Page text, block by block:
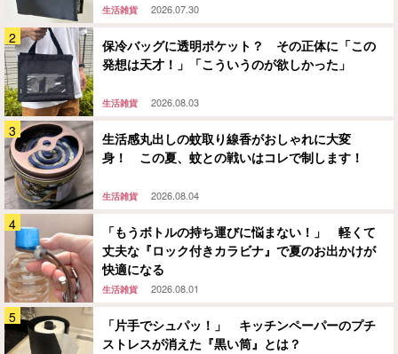
生活雑貨 2026.07.30
保冷バッグに透明ポケット？ その正体に「この
発想は天才！」「こういうのが欲しかった」
生活雑貨 2026.08.03
生活感丸出しの蚊取り線香がおしゃれに大変
身！ この夏、蚊との戦いはコレで制します！
生活雑貨 2026.08.04
「もうボトルの持ち運びに悩まない！」 軽くて
丈夫な『ロック付きカラビナ』で夏のお出かけが
快適になる
生活雑貨 2026.08.01
「片手でシュパッ！」 キッチンペーパーのプチ
ストレスが消えた『黒い筒』とは？